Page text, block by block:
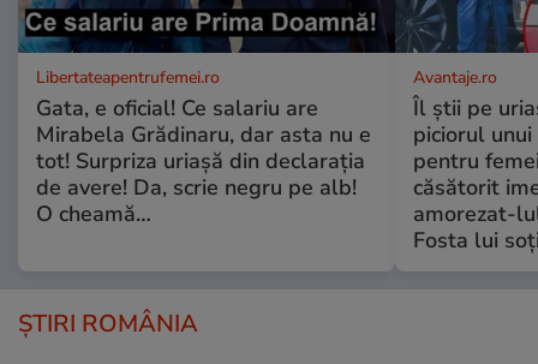
Libertateapentrufemei.ro
Gata, e oficial! Ce salariu are
Mirabela Grădinaru, dar asta nu e
tot! Surpriza uriașă din declarația
de avere! Da, scrie negru pe alb!
O cheamă…
Avantaje.ro
Îl știi pe
piciorul
pentru
căsătorit
amorezat-
Fosta lui
ȘTIRI ROMÂNIA